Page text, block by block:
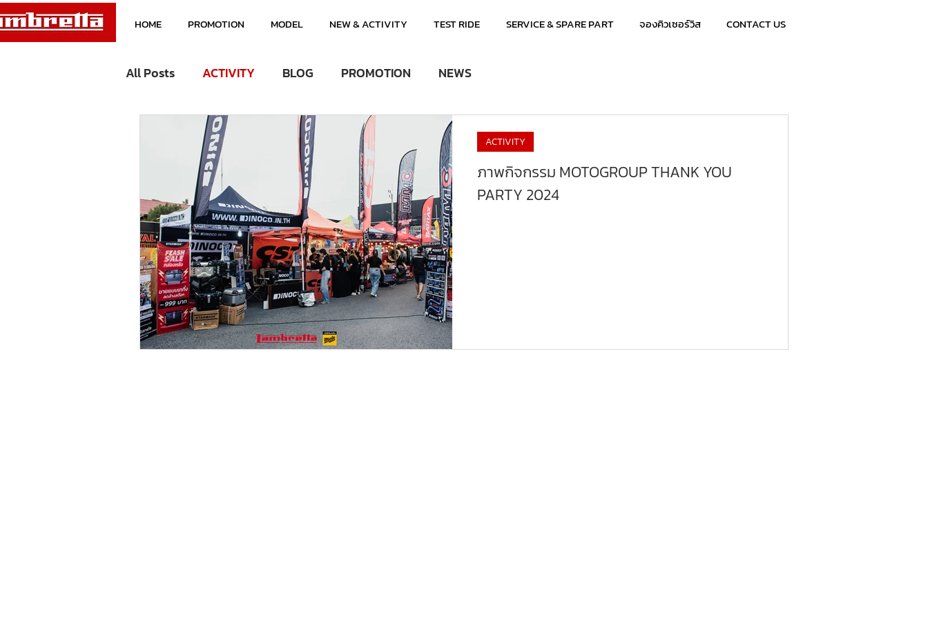
HOME PROMOTION MODEL NEW & ACTIVITY TEST RIDE SERVICE & SPARE PART จองคิวเซอร์วิส CONTACT US
All Posts ACTIVITY BLOG PROMOTION NEWS
ภาพกิจกรรม MOTOGROUP THANK YOU
PARTY 2024
ACTIVITY